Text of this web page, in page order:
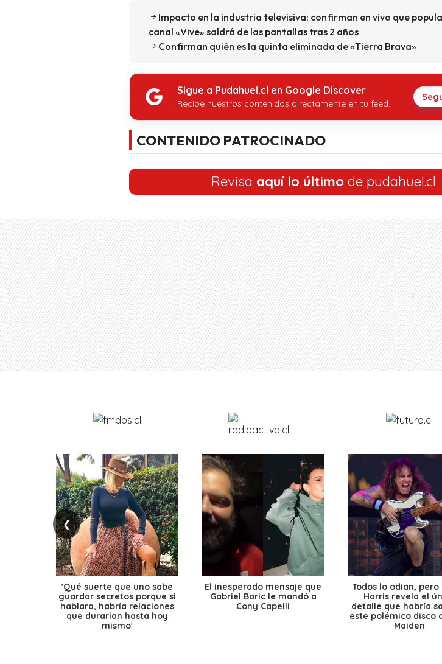
Impacto en la industria televisiva: confirman en vivo que
canal «Vive» saldrá de las pantallas tras 2 años
Confirman quién es la quinta eliminada de «Tierra Brava»
Sigue a Pudahuel.cl en Google Discover
Recibe nuestros contenidos directamente en tu feed.
CONTENIDO PATROCINADO
Revisa aquí lo último de pudahuel.cl
❮
'Qué suerte que uno sabe
guardar secretos porque si
hablara, habría relaciones
que durarían hasta hoy
mismo'
El inesperado mensaje que
Gabriel Boric le mandó a
Cony Capelli
Todos lo odian, pero
Harris revela el
detalle que habría
este polémico disco
Maiden